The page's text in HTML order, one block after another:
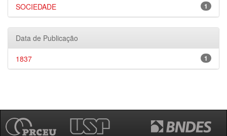
1
SOCIEDADE
Data de Publicação
1
1837